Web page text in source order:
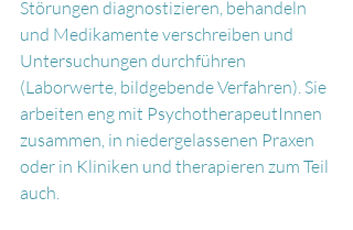
Störungen diagnostizieren, behandeln
und Medikamente verschreiben und
Untersuchungen durchführen
(Laborwerte, bildgebende Verfahren). Sie
arbeiten eng mit PsychotherapeutInnen
zusammen, in niedergelassenen Praxen
oder in Kliniken und therapieren zum Teil
auch.